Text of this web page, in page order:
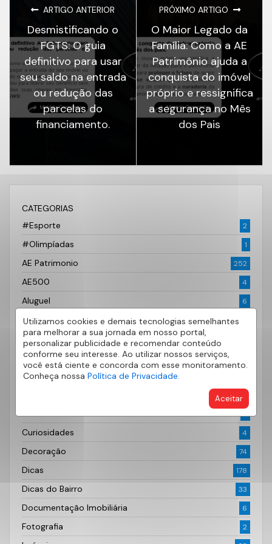
Utilizamos cookies e demais tecnologias semelhantes
para melhorar a sua jornada em nosso portal,
personalizar publicidade e recomendar conteúdo
conforme seu interesse. Ao utilizar nossos serviços,
você está ciente e concorda com esse monitoramento.
Conheça nossa Política de Privacidade.
Aceitar
ARTIGO ANTERIOR
Desmistificando o
FGTS: O guia
definitivo para usar
seu saldo na entrada
ou redução das
parcelas do
financiamento.
PRÓXIMO ARTIGO
O Maior Legado da
Família: Como a AE
Patrimônio ajuda a
conquista do imóvel
próprio e ressignifica
a segurança no Mês
dos Pais
CATEGORIAS
#Esporte
2
#Olimpíadas 1
AE Patrimonio 252
AE500 4
Aluguel 6
Apartamento
Bairros
Casa Própria
Cidades
61
Corretor de Sucesso 7
Curiosidades 4
Decoração 74
Dicas 178
Dicas do Bairro 33
Documentação Imobiliária 6
Fotografia 2